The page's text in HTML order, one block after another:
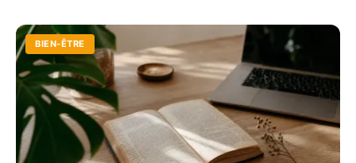
BIEN-ÊTRE